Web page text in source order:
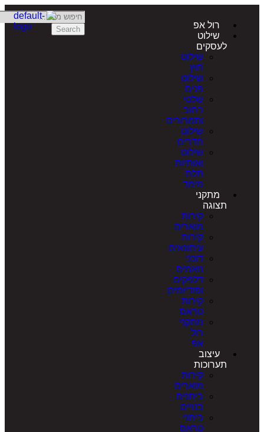
רול אפ
שילוט
לעסקים
שילוט
שילוט
שלטי
ותמרורים
שילוט
חדרים
שילוט
ואותיות
מתקני
קירות
מוארים
קירות
עיתונאים
דוכני
נואמים
דלפקים
ופודיומים
קירות
מתקני
עיצוב
תערוכות
קירות
מוארים
ביתנים
ביתני
Search